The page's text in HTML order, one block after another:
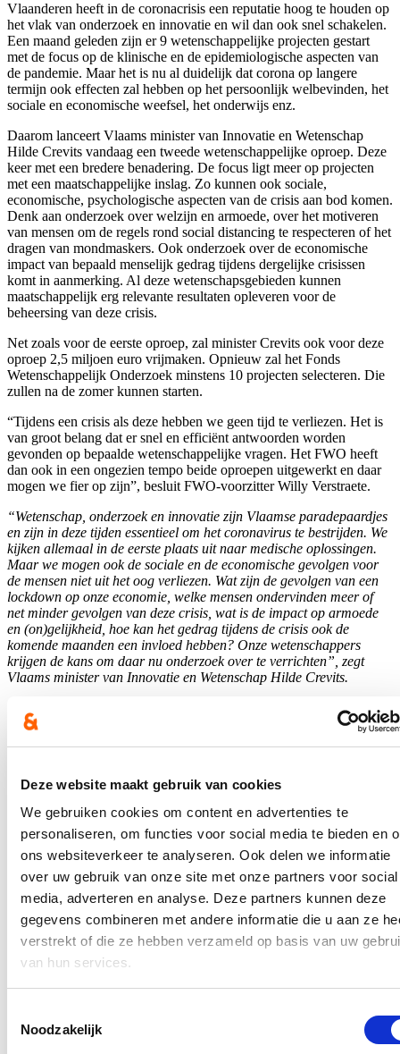
Deze website maakt gebruik van cookies
We gebruiken cookies om content en advertenties te
personaliseren, om functies voor social media te bieden en
ons websiteverkeer te analyseren. Ook delen we informatie
over uw gebruik van onze site met onze partners voor social
media, adverteren en analyse. Deze partners kunnen deze
gegevens combineren met andere informatie die u aan ze
verstrekt of die ze hebben verzameld op basis van uw
van hun services.
Noodzakelijk
Vlaanderen heeft in de coronacrisis een reputatie hoog te houden op
het vlak van onderzoek en innovatie en wil dan ook snel schakelen.
Een maand geleden zijn er 9 wetenschappelijke projecten gestart
met de focus op de klinische en de epidemiologische aspecten van
de pandemie. Maar het is nu al duidelijk dat corona op langere
termijn ook effecten zal hebben op het persoonlijk welbevinden, het
sociale en economische weefsel, het onderwijs enz.
Daarom lanceert Vlaams minister van Innovatie en Wetenschap
Hilde Crevits vandaag een tweede wetenschappelijke oproep. Deze
keer met een bredere benadering. De focus ligt meer op projecten
met een maatschappelijke inslag. Zo kunnen ook sociale,
economische, psychologische aspecten van de crisis aan bod komen.
Denk aan onderzoek over welzijn en armoede, over het motiveren
van mensen om de regels rond social distancing te respecteren of het
dragen van mondmaskers. Ook onderzoek over de economische
impact van bepaald menselijk gedrag tijdens dergelijke crisissen
komt in aanmerking. Al deze wetenschapsgebieden kunnen
maatschappelijk erg relevante resultaten opleveren voor de
beheersing van deze crisis.
Net zoals voor de eerste oproep, zal minister Crevits ook voor deze
oproep 2,5 miljoen euro vrijmaken. Opnieuw zal het Fonds
Wetenschappelijk Onderzoek minstens 10 projecten selecteren. Die
zullen na de zomer kunnen starten.
“Tijdens een crisis als deze hebben we geen tijd te verliezen. Het is
van groot belang dat er snel en efficiënt antwoorden worden
gevonden op bepaalde wetenschappelijke vragen. Het FWO heeft
dan ook in een ongezien tempo beide oproepen uitgewerkt en daar
mogen we fier op zijn”, besluit FWO-voorzitter Willy Verstraete.
“Wetenschap, onderzoek en innovatie zijn Vlaamse paradepaardjes
en zijn in deze tijden essentieel om het coronavirus te bestrijden. We
kijken allemaal in de eerste plaats uit naar medische oplossingen.
Maar we mogen ook de sociale en de economische gevolgen voor
de mensen niet uit het oog verliezen. Wat zijn de gevolgen van een
lockdown op onze economie, welke mensen ondervinden meer of
net minder gevolgen van deze crisis, wat is de impact op armoede
en (on)gelijkheid, hoe kan het gedrag tijdens de crisis ook de
komende maanden een invloed hebben? Onze wetenschappers
krijgen de kans om daar nu onderzoek over te verrichten”, zegt
Vlaams minister van Innovatie en Wetenschap Hilde Crevits.
Blijf op de hoogte
E-mailadres
Ja, ik wens de nieuwsbrief van Hilde Crevits te ontvangen op
bovenstaand mailadres*
Klikhierom de privacyvoorwaarden te raadplegen
Nieuws
stijgt fors binnen Vlaamse overheid: nieuwe regeling